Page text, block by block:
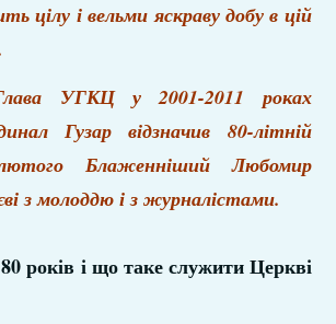
цілу і вельми яскраву добу в цій
УГКЦ у 2001-2011 роках
Гузар відзначив 80-літній
Блаженніший Любомир
з молоддю і з журналістами.
років і що таке служити Церкві